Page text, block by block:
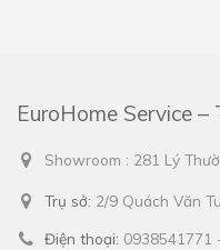
EuroHome Service –
Showroom : 281 Lý
Trụ sở: 2/9 Quách Văn
Điện thoại: 0938541771